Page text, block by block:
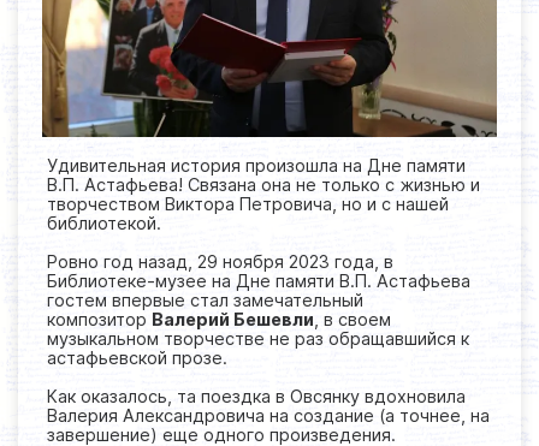
Удивительная история произошла на Дне памяти
В.П. Астафьева! Связана она не только с жизнью и
творчеством Виктора Петровича, но и с нашей
библиотекой.
Ровно год назад, 29 ноября 2023 года, в
Библиотеке-музее на Дне памяти В.П. Астафьева
гостем впервые стал замечательный
композитор Валерий Бешевли , в своем
музыкальном творчестве не раз обращавшийся к
астафьевской прозе.
Как оказалось, та поездка в Овсянку вдохновила
Валерия Александровича на создание (а точнее, на
завершение) еще одного произведения.